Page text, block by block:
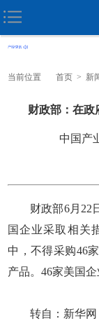
当前位置 首页 > 新
财政部：在政
中国产
财政部6月22日
国企业采取相关
中，不得采购46
产品。46家美国
转自：新华网